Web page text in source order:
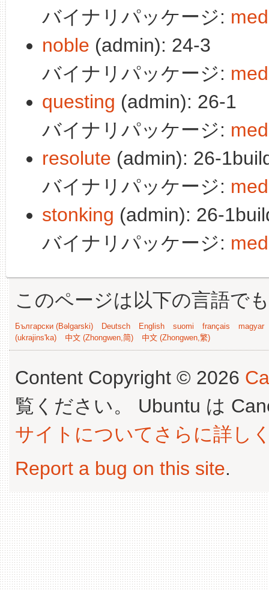
バイナリパッケージ:
noble (admin): 24-3
バイナリパッケージ:
questing (admin): 26-1
バイナリパッケージ:
resolute (admin): 26-
バイナリパッケージ:
stonking (admin): 26-
バイナリパッケージ:
このページは以下の言語で
Български (Bəlgarski) Deutsch English suomi français
magyar
(ukrajins'ka)
中文 (Zhongwen,简) 中文 (Zhongwen,繁)
Content Copyright © 2026
覧ください。 Ubuntu は
サイトについてさらに詳し
Report a bug on this site.